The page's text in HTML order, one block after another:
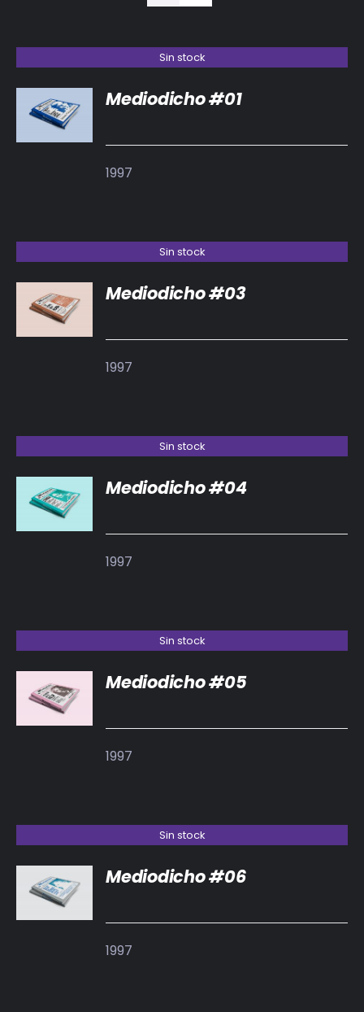
RED EOL
ACTUALIDAD
Sin stock
DETALLES
Mediodicho #01
1997
Sin stock
DETALLES
Mediodicho #03
1997
Sin stock
DETALLES
Mediodicho #04
1997
Sin stock
DETALLES
Mediodicho #05
1997
Sin stock
DETALLES
Mediodicho #06
1997